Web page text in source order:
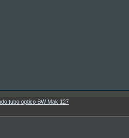
tubo optico SW Mak 127